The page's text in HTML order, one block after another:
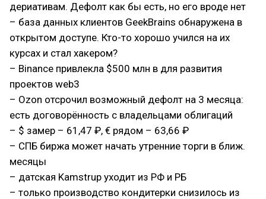
дериативам. Дефолт как бы есть, но его вроде нет
– база данных клиентов GeekBrains обнаружена в
открытом доступе. Кто-то хорошо учился на их
курсах и стал хакером?
– Binance привлекла $500 млн в для развития
проектов web3
– Ozon отсрочил возможный дефолт на 3 месяца:
есть договорённость с владельцами облигаций
– $ замер – 61,47 ₽, € рядом – 63,66 ₽
– СПБ биржа может начать утренние торги в ближ.
месяцы
– датская Kamstrup уходит из РФ и РБ
– только производство кондитерки снизилось из